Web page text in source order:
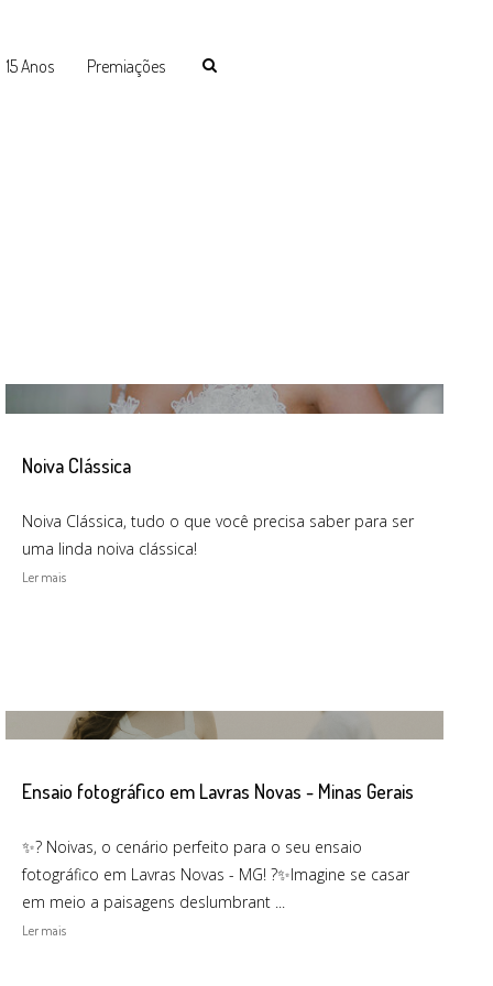
15 Anos Premiações
Noiva Clássica
Noiva Clássica, tudo o que você precisa saber para ser
uma linda noiva clássica!
Ler mais
Ensaio fotográfico em Lavras Novas - Minas Gerais
✨? Noivas, o cenário perfeito para o seu ensaio
fotográfico em Lavras Novas - MG! ?✨Imagine se casar
em meio a paisagens deslumbrant ...
Ler mais